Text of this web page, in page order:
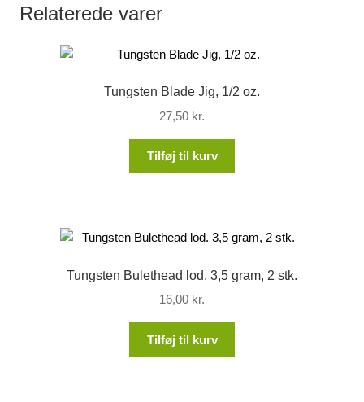
Relaterede varer
Tungsten Blade Jig, 1/2 oz.
27,50 kr.
Tilføj til kurv
Tungsten Bulethead lod. 3,5 gram, 2 stk.
16,00 kr.
Tilføj til kurv